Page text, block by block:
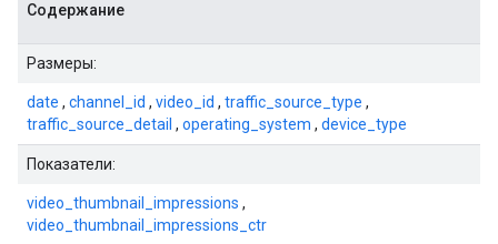
Содержание
Размеры:
date , channel_id , video_id , traffic_source_type ,
traffic_source_detail , operating_system , device_type
Показатели:
video_thumbnail_impressions ,
video_thumbnail_impressions_ctr